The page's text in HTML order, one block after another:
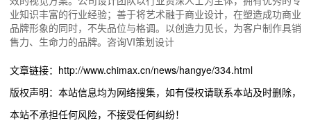
业知识丰富的行业经验；善于将艺术融于商业设计，在塑造成功商业
品牌形象的同时，不失品位与格调。以创造力见长，为客户制作具销
售力、生命力的品牌。咨询VI策划设计
文章链接：http://www.chimax.cn/news/hangye/334.html
版权声明：本站信息均为网络搜集，如有侵权请联系本站及时删除，
本站不承担任何风险，不接受任何纠纷！